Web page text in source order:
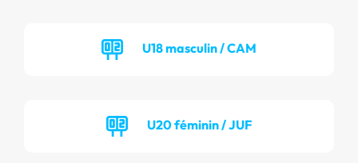
U18 masculin / CAM
U20 féminin / JUF